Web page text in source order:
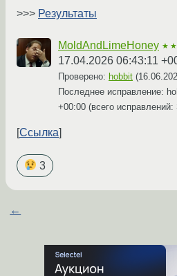
>>> Результаты
MoldAndLimeHoney
17.04.2026 06:43:11
Проверено: hobbit (
Последнее исправление:
+00:00 (всего исправлений:
Ссылка
3
←